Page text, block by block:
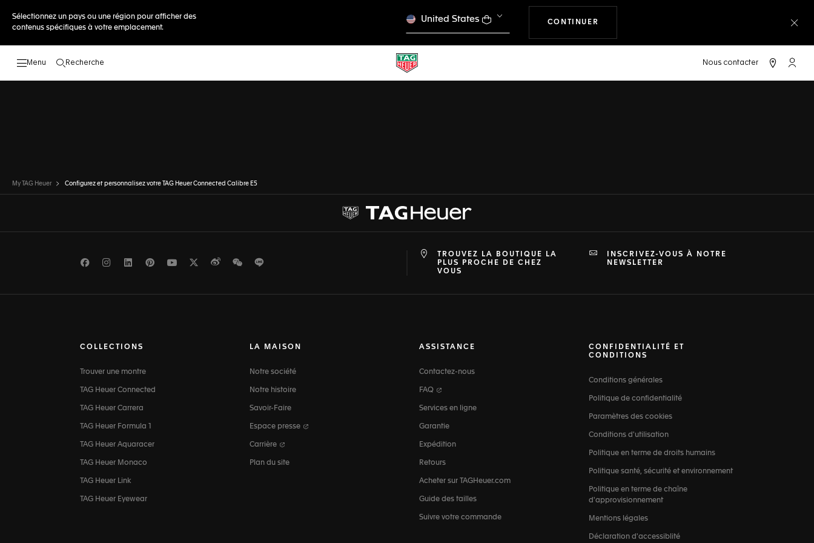
Sélectionnez un pays ou une région pour afficher des
contenus spécifiques à votre emplacement.
United States
CONTINUER
Recherche
My TAG Heuer Configurez et personnalisez votre TAG Heuer Connected Calibre E5
FacebookInstagramLinkedInPinterest
Youtube
TwitterWeiboWeChat
TROUVEZ LA BOUTIQUE LA
PLUS PROCHE DE CHEZ
VOUS
INSCRIVEZ-VOUS À NOTRE
NEWSLETTER
COLLECTIONS
Trouver une montre
TAG Heuer Connected
TAG Heuer Carrera
TAG Heuer Formula 1
TAG Heuer Aquaracer
TAG Heuer Monaco
TAG Heuer Link
TAG Heuer Eyewear
LA MAISON
Notre société
Notre histoire
Savoir-Faire
Espace presse
Carrière
Plan du site
ASSISTANCE
Contactez-nous
FAQ
Services en ligne
Garantie
Expédition
Retours
Acheter sur TAGHeuer.com
Guide des tailles
Suivre votre commande
CONFIDENTIALITÉ ET
CONDITIONS
Conditions générales
Politique de confidentialité
Paramètres des cookies
Conditions d'utilisation
Politique en terme de droits humains
Politique santé, sécurité et environnement
Politique en terme de chaîne
d'approvisionnement
Mentions légales
Déclaration d'accessiblité